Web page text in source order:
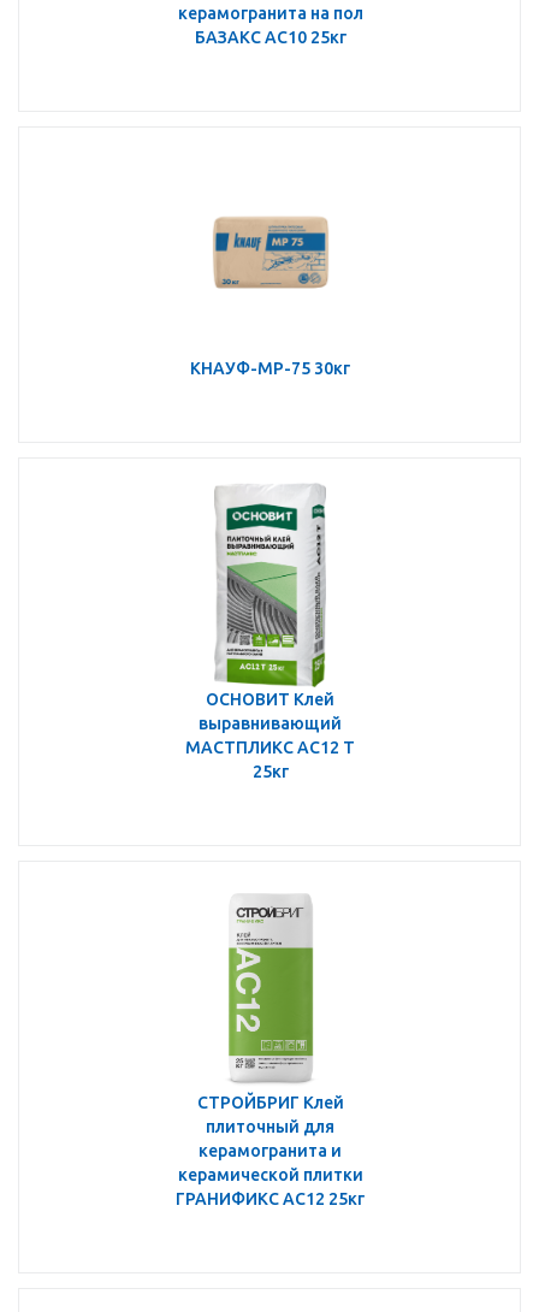
керамогранита на пол
БАЗАКС АС10 25кг
КНАУФ-МР-75 30кг
ОСНОВИТ Клей
выравнивающий
МАСТПЛИКС АС12 Т
25кг
СТРОЙБРИГ Клей
плиточный для
керамогранита и
керамической плитки
ГРАНИФИКС АС12 25кг